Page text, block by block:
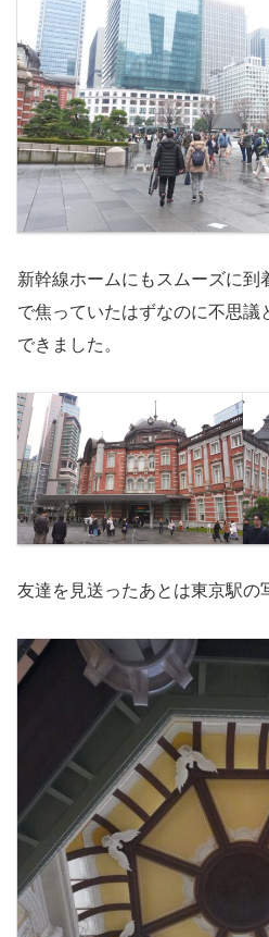
新幹線ホームにもスムーズに到
で焦っていたはずなのに不思議
できました。
友達を見送ったあとは東京駅の